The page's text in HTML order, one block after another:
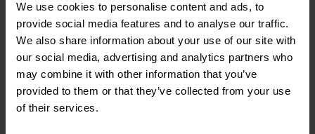
We use cookies to personalise content and ads, to
provide social media features and to analyse our traffic.
We also share information about your use of our site with
our social media, advertising and analytics partners who
may combine it with other information that you’ve
provided to them or that they’ve collected from your use
of their services.
milliers de locataires payants.
3 000 zones d'atténuation simultanées par
appliance pour des services différenciés qui
correspondent au profil de risque et au budget
du locataire.